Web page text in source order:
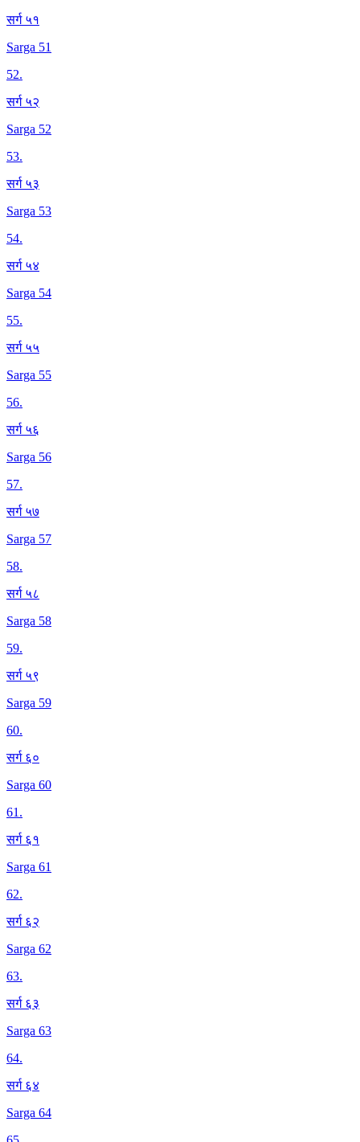
सर्ग ५१
Sarga 51
52.
सर्ग ५२
Sarga 52
53.
सर्ग ५३
Sarga 53
54.
सर्ग ५४
Sarga 54
55.
सर्ग ५५
Sarga 55
56.
सर्ग ५६
Sarga 56
57.
सर्ग ५७
Sarga 57
58.
सर्ग ५८
Sarga 58
59.
सर्ग ५९
Sarga 59
60.
सर्ग ६०
Sarga 60
61.
सर्ग ६१
Sarga 61
62.
सर्ग ६२
Sarga 62
63.
सर्ग ६३
Sarga 63
64.
सर्ग ६४
Sarga 64